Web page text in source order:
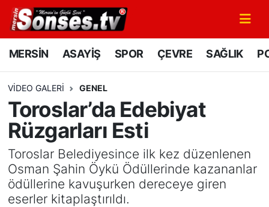
MERSİN ASAYİŞ SPOR ÇEVRE SAĞLIK
VIDEO GALERI GENEL
Toroslar’da Edebiyat
Rüzgarları Esti
Toroslar Belediyesince ilk kez düzenlenen
Osman Şahin Öykü Ödüllerinde kazananlar
ödüllerine kavuşurken dereceye giren
eserler kitaplaştırıldı.
MERSİN
SPOR
GÜNÜN MANŞETİ
DÜNYA
KÜLTÜR - SANAT
Mersin Nöbetçi Eczaneler
Mersin Namaz Vakitleri
Mersin Trafik Yoğunluk Haritası
Süper Lig Puan Durumu ve Fikstür
Tüm Manşetler